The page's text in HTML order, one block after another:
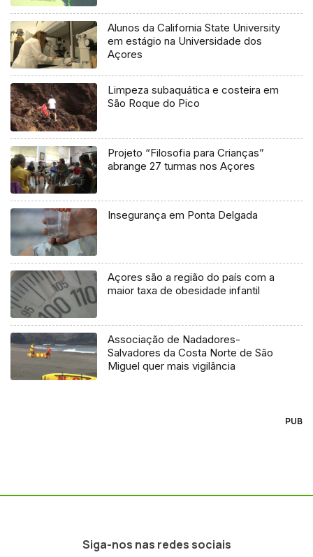
Alunos da California State University
em estágio na Universidade dos
Açores
Limpeza subaquática e costeira em
São Roque do Pico
Projeto “Filosofia para Crianças”
abrange 27 turmas nos Açores
Insegurança em Ponta Delgada
Açores são a região do país com a
maior taxa de obesidade infantil
Associação de Nadadores-
Salvadores da Costa Norte de São
Miguel quer mais vigilância
PUB
Siga-nos nas redes sociais